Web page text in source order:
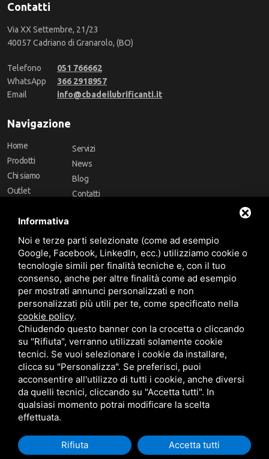
Contatti
Via XX Settembre, 21/23
40057 Cadriano di Granarolo, (BO)
Telefono
051 766662
WhatsApp
366 2918957
Email
info@cbadeilubrificanti.it
Navigazione
Home
Prodotti
Chi siamo
Outlet
Marchi
Servizi
News
Blog
Contatti
Follow Us
Area riservata
CBA dei Lubrificanti Spa - P. IVA 00624811204 - Codice fiscale 03472740376
R.E.A. n° 293659 - REG. IMPRESE BO Capitale Sociale €. 120.000 int. versati -
Sitemap Questo sito è protetto da Google reCAPTCHA v3,
Informativa
Noi e terze parti selezionate (come ad esempio
Google, Facebook, LinkedIn, ecc.) utilizziamo cookie o
tecnologie simili per finalità tecniche e, con il tuo
consenso, anche per altre finalità come ad esempio
per mostrati annunci personalizzati e non
personalizzati più utili per te, come specificato nella
cookie policy.
Chiudendo questo banner con la crocetta o cliccando
su "Rifiuta", verranno utilizzati solamente cookie
tecnici. Se vuoi selezionare i cookie da installare,
clicca su "Personalizza". Se preferisci, puoi
acconsentire all'utilizzo di tutti i cookie, anche diversi
da quelli tecnici, cliccando su "Accetta tutti". In
qualsiasi momento potrai modificare la scelta
effettuata.
Rifiuta Accetta tutti